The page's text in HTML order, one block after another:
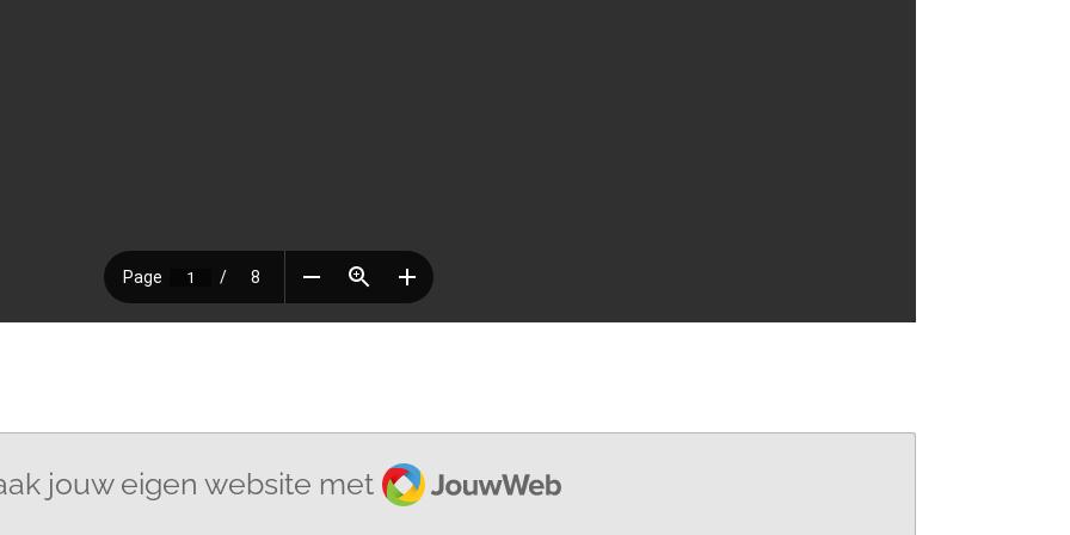
jouw eigen website met JouwWeb